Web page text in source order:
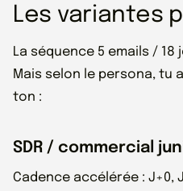
Les variantes
La séquence 5 emails /
Mais selon le persona, tu
ton :
SDR / commercial
Cadence accélérée : J+0,